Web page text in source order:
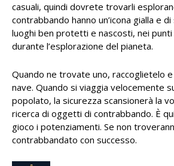
casuali, quindi dovrete trovarli
contrabbando hanno un’icona gialla e
luoghi ben protetti e nascosti, nei
durante l’esplorazione del pianeta.
Quando ne trovate uno, raccoglietelo
nave. Quando si viaggia velocemente
popolato, la sicurezza scansionerà la
ricerca di oggetti di contrabbando. È
gioco i potenziamenti. Se non
contrabbandato con successo.